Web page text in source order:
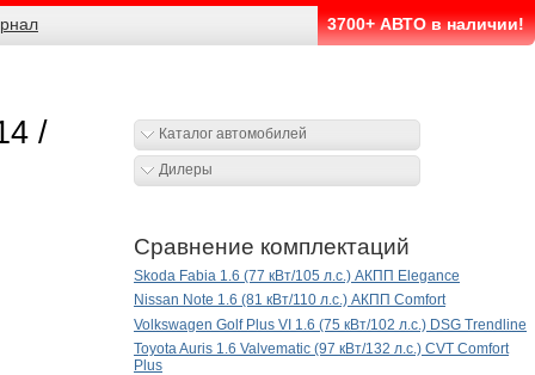
3700+ АВТО в наличии!
/ Каталог автомобилей
Дилеры
Сравнение комплектаций
Skoda Fabia 1.6 (77 кВт/105 л.с.) АКПП Elegance
Nissan Note 1.6 (81 кВт/110 л.с.) АКПП Comfort
Volkswagen Golf Plus VI 1.6 (75 кВт/102 л.с.) DSG Trendline
Toyota Auris 1.6 Valvematic (97 кВт/132 л.с.) CVT Comfort
Plus